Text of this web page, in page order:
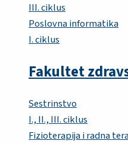
III. ciklus
Poslovna informatika
I. ciklus
Fakultet
Sestrinstvo
I., II., III. ciklus
Fizioterapija i radna